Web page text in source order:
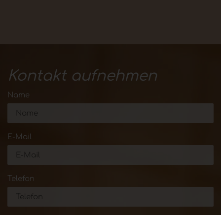
Kontakt aufnehmen
Name
E-Mail
Telefon